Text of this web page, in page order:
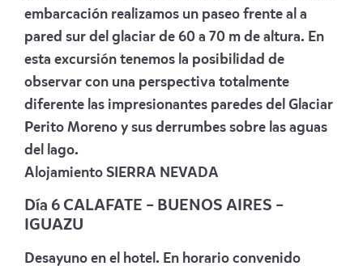
embarcación realizamos un paseo frente al a
pared sur del glaciar de 60 a 70 m de altura. En
esta excursión tenemos la posibilidad de
observar con una perspectiva totalmente
diferente las impresionantes paredes del Glaciar
Perito Moreno y sus derrumbes sobre las aguas
del lago.
Alojamiento SIERRA NEVADA
Día 6 CALAFATE – BUENOS AIRES –
IGUAZU
Desayuno en el hotel. En horario convenido